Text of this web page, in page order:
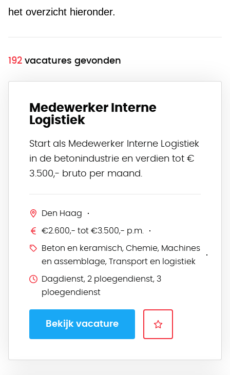
het overzicht hieronder.
192 vacatures gevonden
Medewerker Interne
Logistiek
Start als Medewerker Interne Logistiek
in de betonindustrie en verdien tot €
3.500,- bruto per maand.
Den Haag
€2.600,- tot €3.500,- p.m.
Beton en keramisch, Chemie, Machines
en assemblage, Transport en logistiek
Dagdienst, 2 ploegendienst, 3
ploegendienst
Bekijk vacature